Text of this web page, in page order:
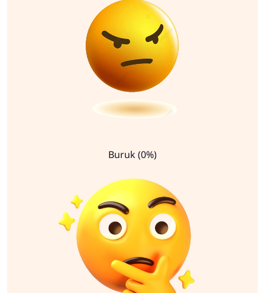
Buruk (0%)